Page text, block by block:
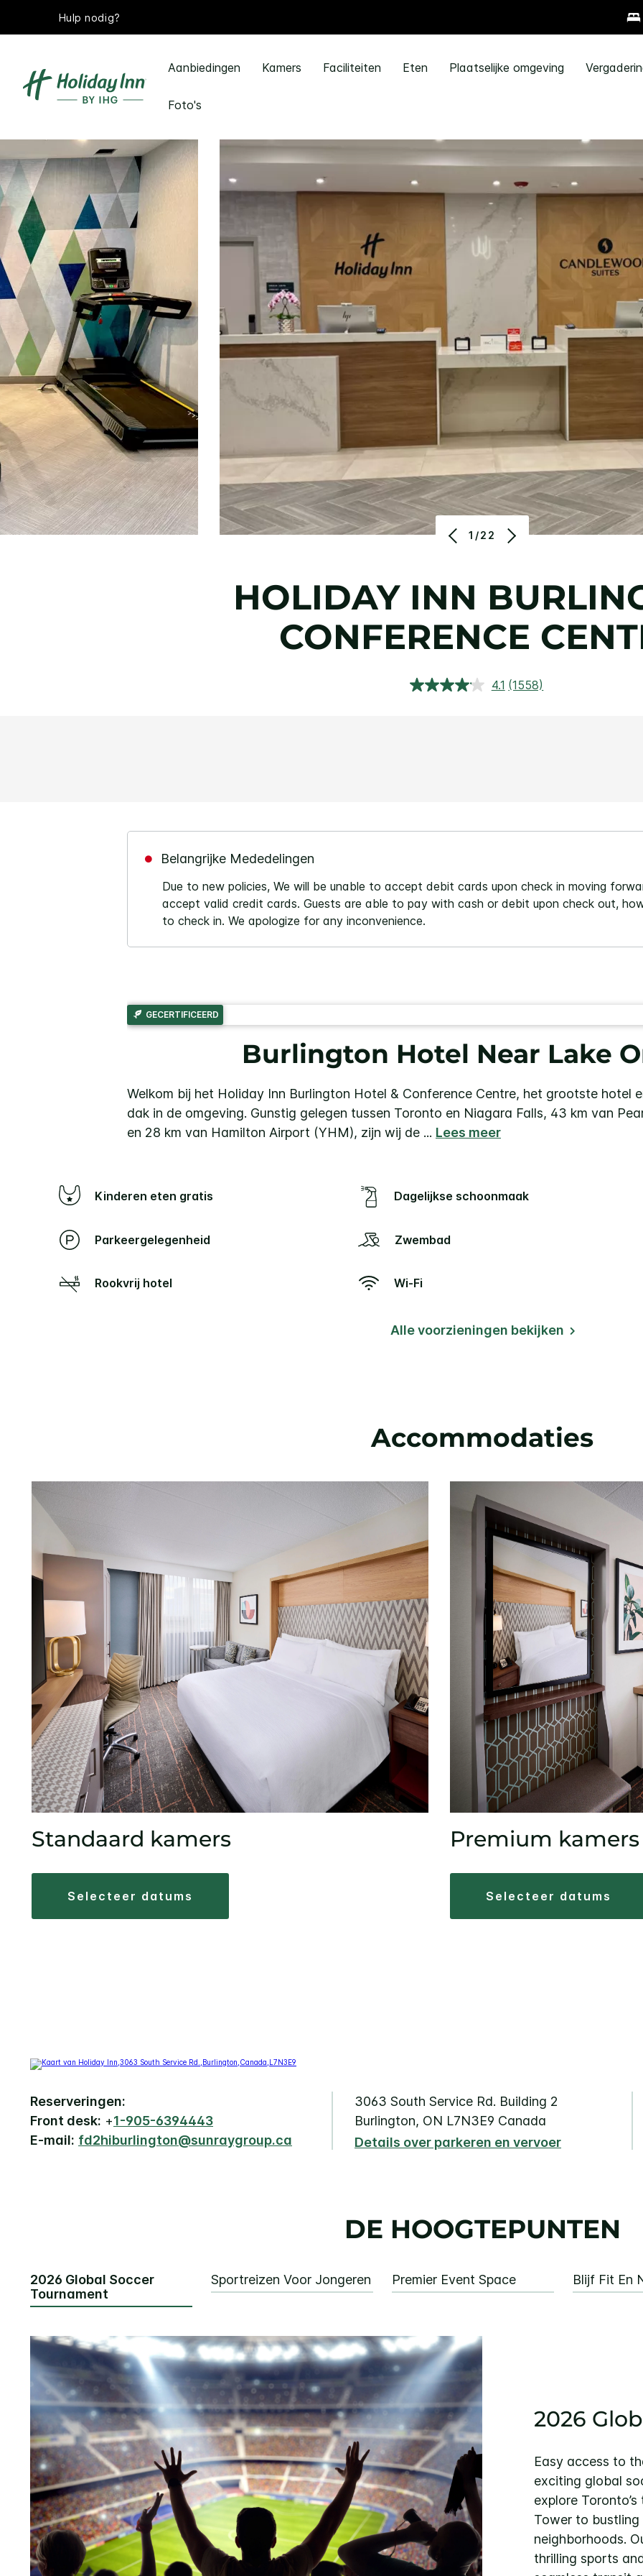
Hulp nodig?
Aanbiedingen Kamers Faciliteiten Eten Plaatselijke omgeving
Foto's
1/22
HOLIDAY INN
CONFERENCE
4.1 Lees
(1558)
Belangrijke Mededelingen
Due to new policies, We will be unable to accept debit cards upon check in moving
accept valid credit cards. Guests are able to pay with cash or debit upon check out,
to check in. We apologize for any inconvenience.
GECERTIFICEERD
Burlington Hotel Near Lake
Welkom bij het Holiday Inn Burlington Hotel & Conference Centre, het grootste hotel
dak in de omgeving. Gunstig gelegen tussen Toronto en Niagara Falls, 43 km van
en 28 km van Hamilton Airport (YHM), zijn wij de ... Lees meer
Kinderen eten gratis Dagelijkse schoonmaak
Parkeergelegenheid Zwembad
Rookvrij hotel Wi-Fi
Alle voorzieningen bekijken
Accommodaties
Standaard kamers
selecteer datums
Premium kamers
selecteer datums
Reserveringen:
Front desk: +1-905-6394443
E-mail: fd2hiburlington@sunraygroup.ca
3063 South Service Rd. Building 2
Burlington, ON L7N3E9 Canada
Details over parkeren en vervoer
DE HOOGTEPUNTEN
2026 Global Soccer
Tournament
Sportreizen Voor Jongeren Premier Event Space Blijf Fit En
2026
Easy access to
exciting global
explore
Tower to
neighborhoods.
thrilling sports